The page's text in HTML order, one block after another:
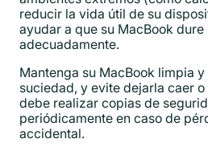
reducir la vida útil de su
ayudar a que su MacBook
adecuadamente.
Mantenga su MacBook limpia
suciedad, y evite dejarla caer
debe realizar copias de
periódicamente en caso de
accidental.